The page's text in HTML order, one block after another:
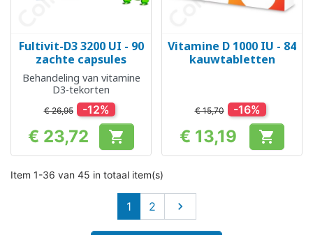
Fultivit-D3 3200 UI - 90
zachte capsules
Behandeling van vitamine
D3-tekorten
€ 26,95 -12%
Prijs
€ 23,72 
Vitamine D 1000 IU - 84
kauwtabletten
€ 15,70 -16%
Prijs
€ 13,19 
Item 1-36 van 45 in totaal item(s)
1 2 Volgende
